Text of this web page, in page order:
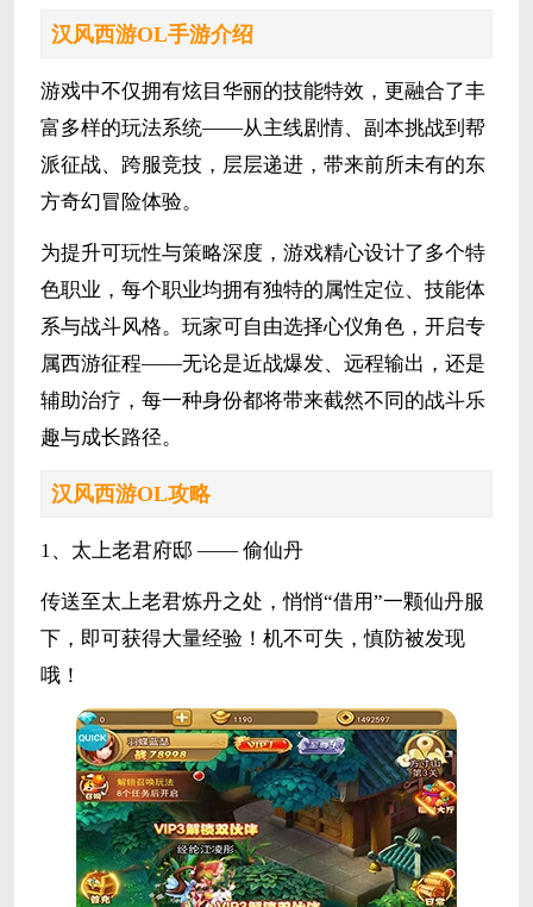
汉风西游OL手游介绍
游戏中不仅拥有炫目华丽的技能特效，更融合了丰
富多样的玩法系统——从主线剧情、副本挑战到帮
派征战、跨服竞技，层层递进，带来前所未有的东
方奇幻冒险体验。
为提升可玩性与策略深度，游戏精心设计了多个特
色职业，每个职业均拥有独特的属性定位、技能体
系与战斗风格。玩家可自由选择心仪角色，开启专
属西游征程——无论是近战爆发、远程输出，还是
辅助治疗，每一种身份都将带来截然不同的战斗乐
趣与成长路径。
汉风西游OL攻略
1、太上老君府邸 —— 偷仙丹
传送至太上老君炼丹之处，悄悄“借用”一颗仙丹服
下，即可获得大量经验！机不可失，慎防被发现
哦！